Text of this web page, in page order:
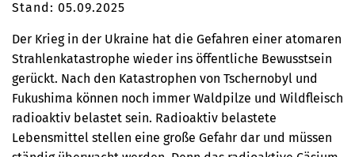
Stand: 05.09.2025
Der Krieg in der Ukraine hat die Gefahren einer atomaren
Strahlenkatastrophe wieder ins öffentliche Bewusstsein
gerückt. Nach den Katastrophen von Tschernobyl und
Fukushima können noch immer Waldpilze und Wildfleisch
radioaktiv belastet sein. Radioaktiv belastete
Lebensmittel stellen eine große Gefahr dar und müssen